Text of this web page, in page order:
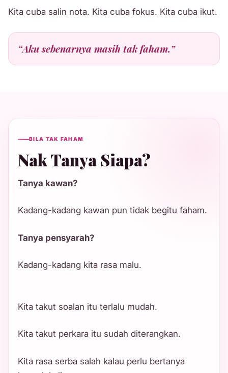
Kita cuba salin nota. Kita cuba fokus. Kita cuba ikut.
“Aku sebenarnya masih tak faham.”
BILA TAK FAHAM
Nak Tanya Siapa?
Tanya kawan?
Kadang-kadang kawan pun tidak begitu faham.
Tanya pensyarah?
Kadang-kadang kita rasa malu.
Kita takut soalan itu terlalu mudah.
Kita takut perkara itu sudah diterangkan.
Kita rasa serba salah kalau perlu bertanya